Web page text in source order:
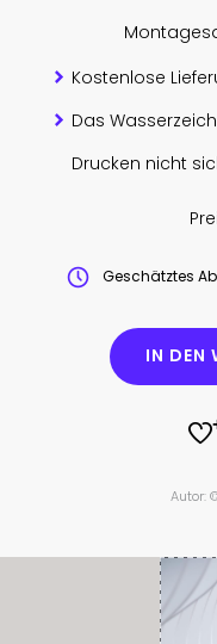
Kostenlose
Das
Drucken nicht
Geschätztes
IN DEN
Autor: